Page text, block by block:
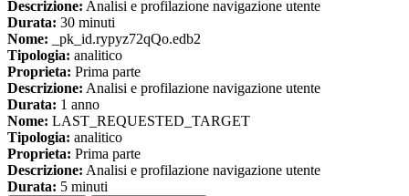
Descrizione: Analisi e profilazione navigazione utente
Durata: 30 minuti
Nome: _pk_id.rypyz72qQo.edb2
Tipologia: analitico
Proprieta: Prima parte
Descrizione: Analisi e profilazione navigazione utente
Durata: 1 anno
Nome: LAST_REQUESTED_TARGET
Tipologia: analitico
Proprieta: Prima parte
Descrizione: Analisi e profilazione navigazione utente
Durata: 5 minuti